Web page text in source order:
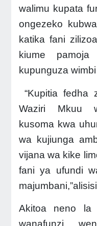
walimu kupata
ongezeko
katika fani
kiume
kupunguza
“Kupitia fedha
Waziri Mkuu
kusoma kwa
wa kujiunga
vijana wa kike
fani ya ufundi
Akitoa neno la
wanafunzi